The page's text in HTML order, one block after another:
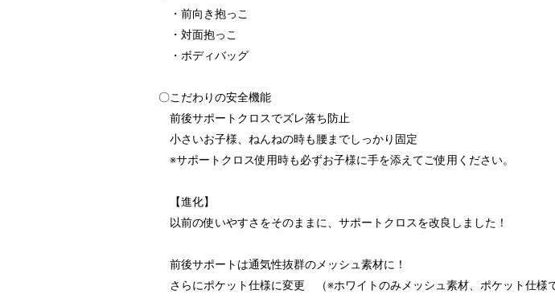
・前向き抱っこ
・対面抱っこ
・ボディバッグ
〇こだわりの安全機能
前後サポートクロスでズレ落ち防止
小さいお子様、ねんねの時も腰までしっかり固定
※サポートクロス使用時も必ずお子様に手を添えてご使用ください。
【進化】
以前の使いやすさをそのままに、サポートクロスを改良しました！
前後サポートは通気性抜群のメッシュ素材に！
さらにポケット仕様に変更 （※ホワイトのみメッシュ素材、ポケット仕様